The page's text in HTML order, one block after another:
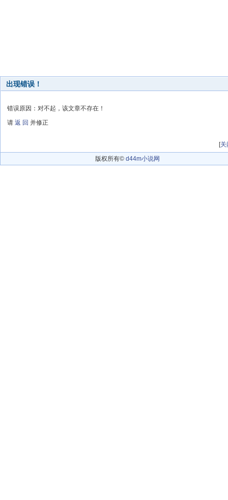
出现错误！
错误原因：对不起，该文章不存在！
请 返 回 并修正
[关
版权所有© d44m小说网